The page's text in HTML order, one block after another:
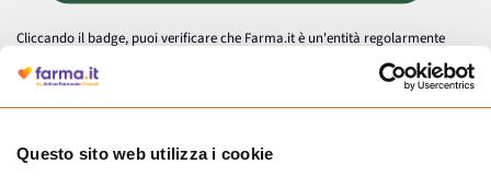
Questo sito web utilizza i cookie
Cliccando il badge, puoi verificare che Farma.it è un'entità regolarmente
autorizzata dal Ministero della Salute a effettuare la vendita online di
medicinali.